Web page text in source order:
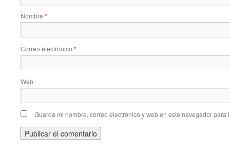
Nombre *
Correo electrónico *
Web
Guarda mi nombre, correo electrónico y web en este navegador para